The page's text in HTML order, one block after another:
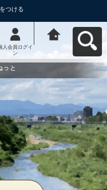
つける
人会員ログイ
ン
動応援ｻｲﾄ はち
コミねっとへ戻
っと